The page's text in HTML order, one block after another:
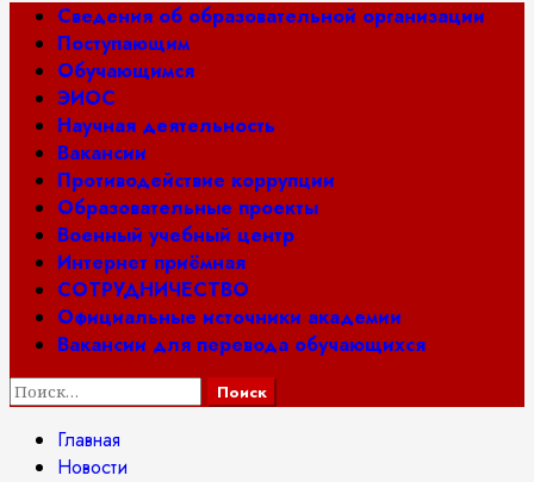
Основное
меню
Сведения об образовательной организации
Поступающим
Обучающимся
ЭИОС
Научная деятельность
Вакансии
Противодействие коррупции
Образовательные проекты
Военный учебный центр
Интернет приёмная
СОТРУДНИЧЕСТВО
Официальные источники академии
Вакансии для перевода обучающихся
Найти:
Главная
Новости